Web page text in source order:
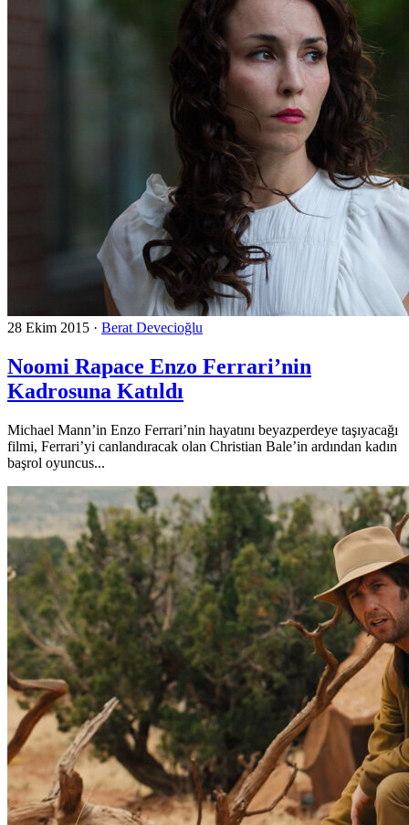
28 Ekim 2015 · Berat Devecioğlu
Noomi Rapace Enzo Ferrari’nin
Kadrosuna Katıldı
Michael Mann’in Enzo Ferrari’nin hayatını beyazperdeye taşıyacağı
filmi, Ferrari’yi canlandıracak olan Christian Bale’in ardından kadın
başrol oyuncus...